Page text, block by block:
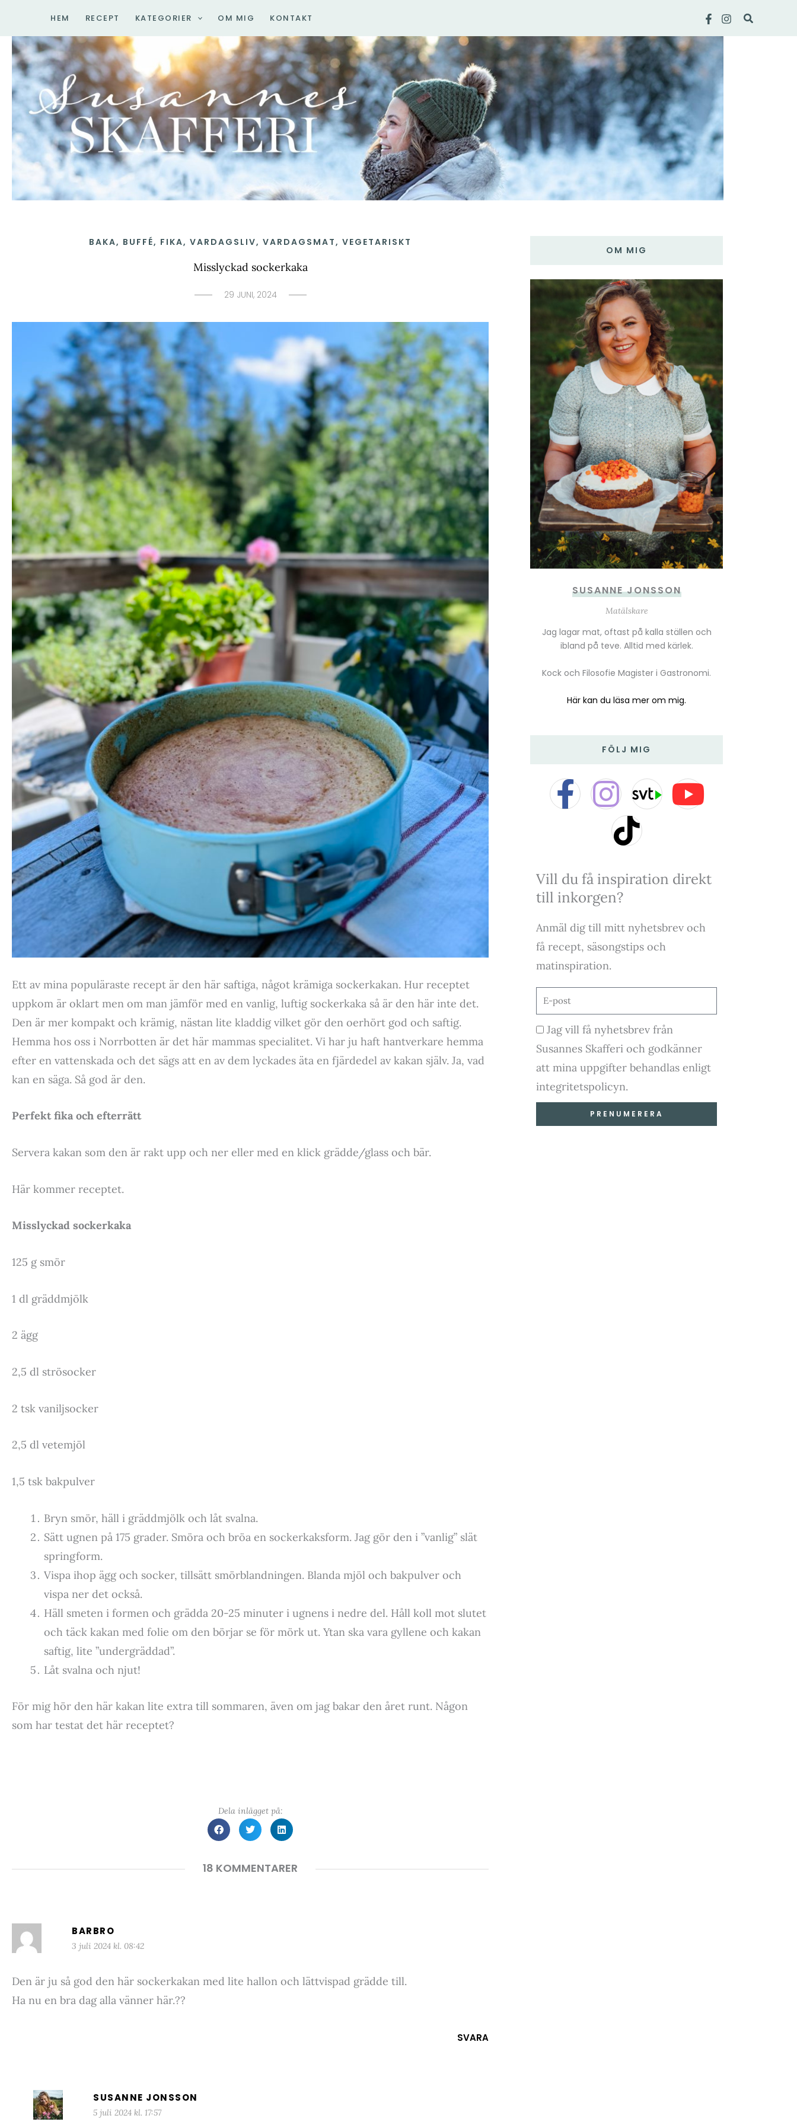
innehåll
HEM RECEPT KATEGORIER OM MIG KONTAKT Sök
BAKA, BUFFÉ, FIKA, VARDAGSLIV, VARDAGSMAT, VEGETARISKT
Misslyckad sockerkaka
29 JUNI, 2024
Ett av mina populäraste recept är den här saftiga, något krämiga sockerkakan. Hur receptet
uppkom är oklart men om man jämför med en vanlig, luftig sockerkaka så är den här inte det.
Den är mer kompakt och krämig, nästan lite kladdig vilket gör den oerhört god och saftig.
Hemma hos oss i Norrbotten är det här mammas specialitet. Vi har ju haft hantverkare hemma
efter en vattenskada och det sägs att en av dem lyckades äta en fjärdedel av kakan själv. Ja, vad
kan en säga. Så god är den.
Perfekt fika och efterrätt
Servera kakan som den är rakt upp och ner eller med en klick grädde/glass och bär.
Här kommer receptet.
Misslyckad sockerkaka
125 g smör
1 dl gräddmjölk
2 ägg
2,5 dl strösocker
2 tsk vaniljsocker
2,5 dl vetemjöl
1,5 tsk bakpulver
Bryn smör, häll i gräddmjölk och låt svalna.
Sätt ugnen på 175 grader. Smöra och bröa en sockerkaksform. Jag gör den i ”vanlig” slät
springform.
Vispa ihop ägg och socker, tillsätt smörblandningen. Blanda mjöl och bakpulver och
vispa ner det också.
Häll smeten i formen och grädda 20-25 minuter i ugnens i nedre del. Håll koll mot slutet
och täck kakan med folie om den börjar se för mörk ut. Ytan ska vara gyllene och kakan
saftig, lite ”undergräddad”.
Låt svalna och njut!
För mig hör den här kakan lite extra till sommaren, även om jag bakar den året runt. Någon
som har testat det här receptet?
Dela inlägget på:
18 KOMMENTARER
BARBRO
3 juli 2024 kl. 08:42
Den är ju så god den här sockerkakan med lite hallon och lättvispad grädde till.
Ha nu en bra dag alla vänner här.??
SVARA
SUSANNE JONSSON
5 juli 2024 kl. 17:57
OM MIG
SUSANNE JONSSON
Matälskare
Jag lagar mat, oftast på kalla ställen och
ibland på teve. Alltid med kärlek.
Kock och Filosofie Magister i Gastronomi.
Här kan du läsa mer om mig.
FÖLJ MIG
F
a
e
b
o
o
k
-
f
I
n
s
t
a
g
r
a
m
Y
o
t
b
T
i
k
t
k
Vill du få inspiration direkt
till inkorgen?
Anmäl dig till mitt nyhetsbrev och
få recept, säsongstips och
matinspiration.
E-
post
Godkännande
Jag vill få nyhetsbrev från
Susannes Skafferi och godkänner
att mina uppgifter behandlas enligt
integritetspolicyn.
PRENUMERERA